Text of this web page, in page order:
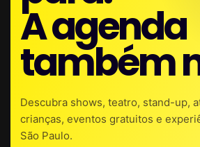
A agenda
também
Descubra shows, teatro, stand-up,
crianças, eventos gratuitos e
São Paulo.